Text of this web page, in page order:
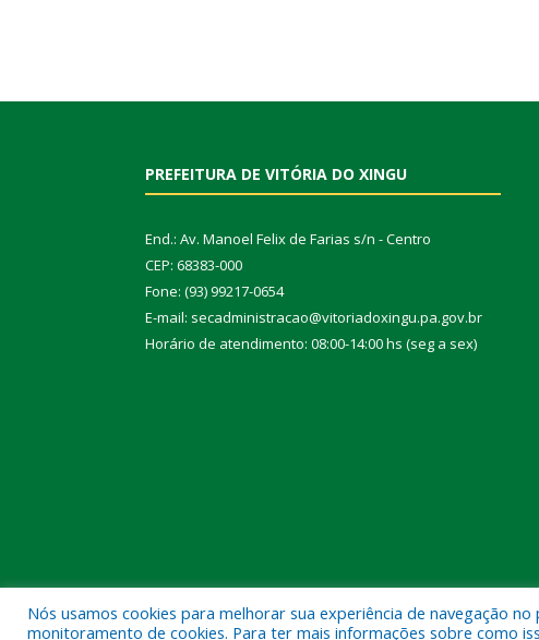
PREFEITURA DE VITÓRIA DO XINGU
End.: Av. Manoel Felix de Farias s/n - Centro
CEP: 68383-000
Fone: (93) 99217-0654
E-mail: secadministracao@vitoriadoxingu.pa.gov.br
Horário de atendimento: 08:00-14:00 hs (seg a sex)
Todos os direitos reservados a Prefeitura Municipal de
Nós usamos cookies para melhorar sua experiência de navegação
monitoramento de cookies. Para ter mais informações sobre como